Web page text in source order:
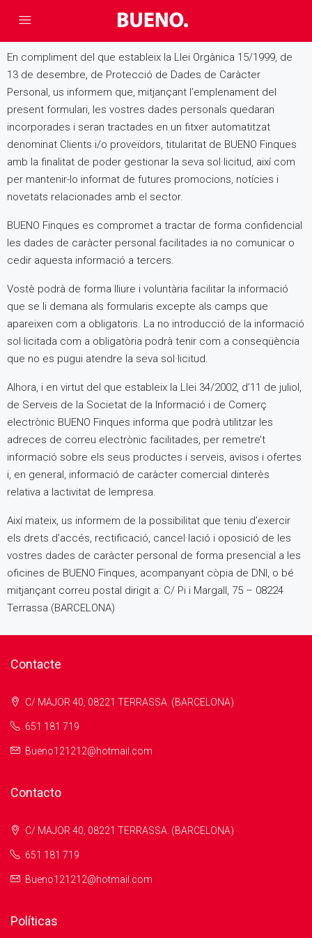
En compliment del que estableix la Llei Orgànica 15/1999, de
13 de desembre, de Protecció de Dades de Caràcter
Personal, us informem que, mitjançant l’emplenament del
present formulari, les vostres dades personals quedaran
incorporades i seran tractades en un fitxer automatitzat
denominat Clients i/o proveïdors, titularitat de BUENO Finques
amb la finalitat de poder gestionar la seva sol·licitud, així com
per mantenir-lo informat de futures promocions, notícies i
novetats relacionades amb el sector.
BUENO Finques es compromet a tractar de forma confidencial
les dades de caràcter personal facilitades ia no comunicar o
cedir aquesta informació a tercers.
Vostè podrà de forma lliure i voluntària facilitar la informació
que se li demana als formularis excepte als camps que
apareixen com a obligatoris. La no introducció de la informació
sol·licitada com a obligatòria podrà tenir com a conseqüència
que no es pugui atendre la seva sol·licitud.
Alhora, i en virtut del que estableix la Llei 34/2002, d’11 de juliol,
de Serveis de la Societat de la Informació i de Comerç
electrònic BUENO Finques informa que podrà utilitzar les
adreces de correu electrònic facilitades, per remetre’t
informació sobre els seus productes i serveis, avisos i ofertes
i, en general, informació de caràcter comercial dinterès
relativa a lactivitat de lempresa.
Així mateix, us informem de la possibilitat que teniu d’exercir
els drets d’accés, rectificació, cancel·lació i oposició de les
vostres dades de caràcter personal de forma presencial a les
oficines de BUENO Finques, acompanyant còpia de DNI, o bé
mitjançant correu postal dirigit a: C/ Pi i Margall, 75 – 08224
Terrassa (BARCELONA)
Contacte
C/ MAJOR 40, 08221 TERRASSA. (BARCELONA)
651 181 719
Bueno121212@hotmail.com
Contacto
C/ MAJOR 40, 08221 TERRASSA. (BARCELONA)
651 181 719
Bueno121212@hotmail.com
Políticas